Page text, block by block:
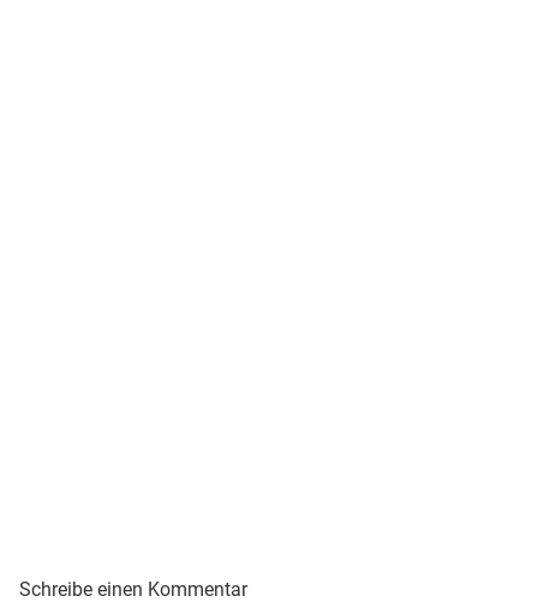
Schreibe einen Kommentar